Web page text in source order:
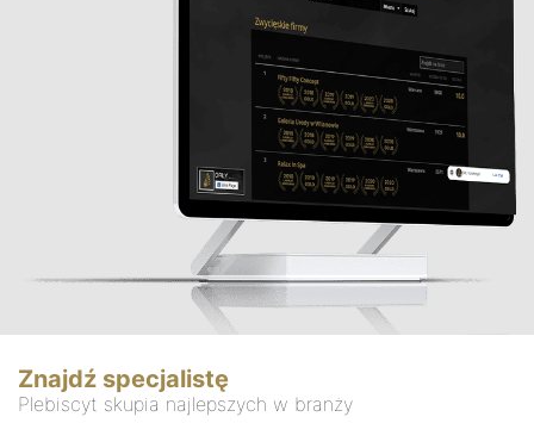
Znajdź specjalistę
Plebiscyt skupia najlepszych w branży